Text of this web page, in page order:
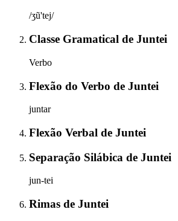
/ʒũ'tej/
Classe Gramatical de Juntei
Verbo
Flexão do Verbo de Juntei
juntar
Flexão Verbal de Juntei
Separação Silábica de Juntei
jun-tei
Rimas de Juntei